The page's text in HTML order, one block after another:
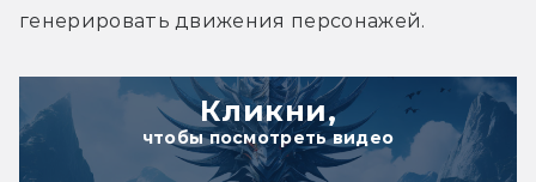
генерировать движения персонажей.
Кликни,
чтобы посмотреть видео